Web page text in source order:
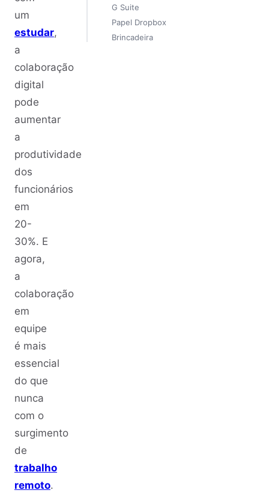
um
estudar,
a
colaboração
digital
pode
aumentar
a
produtividade
dos
funcionários
em
20-
30%. E
agora,
a
colaboração
em
equipe
é mais
essencial
do que
nunca
com o
surgimento
de
trabalho
remoto.
G Suite
Papel Dropbox
Brincadeira